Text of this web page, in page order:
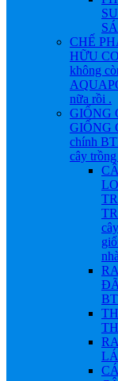
CHẾ
HỮU
không
nữa rồi .
GIỐNG
GIỐNG
chính
cây
LÁ